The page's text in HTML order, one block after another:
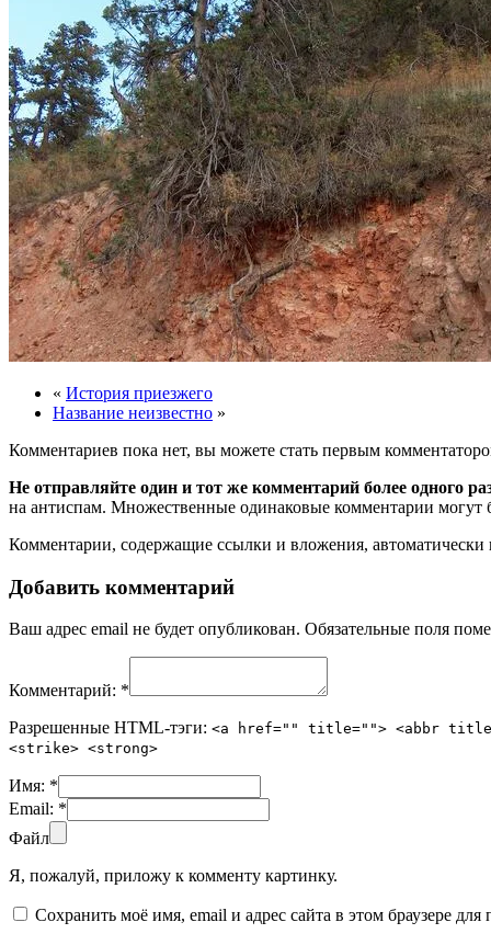
« История приезжего
Название неизвестно »
Комментариев пока нет, вы можете стать первым
Не отправляйте один и тот же комментарий более одного
на антиспам. Множественные одинаковые комментарии могут
Комментарии, содержащие ссылки и вложения,
Добавить комментарий
Ваш адрес email не будет опубликован. Обязательные поля
Комментарий: *
Разрешенные HTML-тэги: <a href="" title=""> <abbr
<strike> <strong>
Имя: *
Email: *
Файл
Я, пожалуй, приложу к комменту картинку.
Сохранить моё имя, email и адрес сайта в этом браузере